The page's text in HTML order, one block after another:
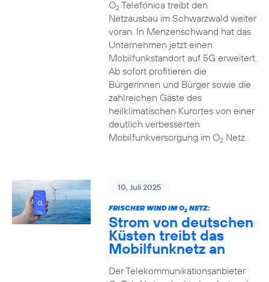
O2Telefónica treibt den
Netzausbau im Schwarzwald weiter
voran. In Menzenschwand hat das
Unternehmen jetzt einen
Mobilfunkstandort auf 5G erweitert.
Ab sofort profitieren die
Bürgerinnen und Bürger sowie die
zahlreichen Gäste des
heilklimatischen Kurortes von einer
deutlich verbesserten
Mobilfunkversorgung im O2Netz.
10. Juli 2025
FRISCHER WIND IM O2NETZ:
Strom von deutschen
Küsten treibt das
Mobilfunknetz an
Der Telekommunikationsanbieter